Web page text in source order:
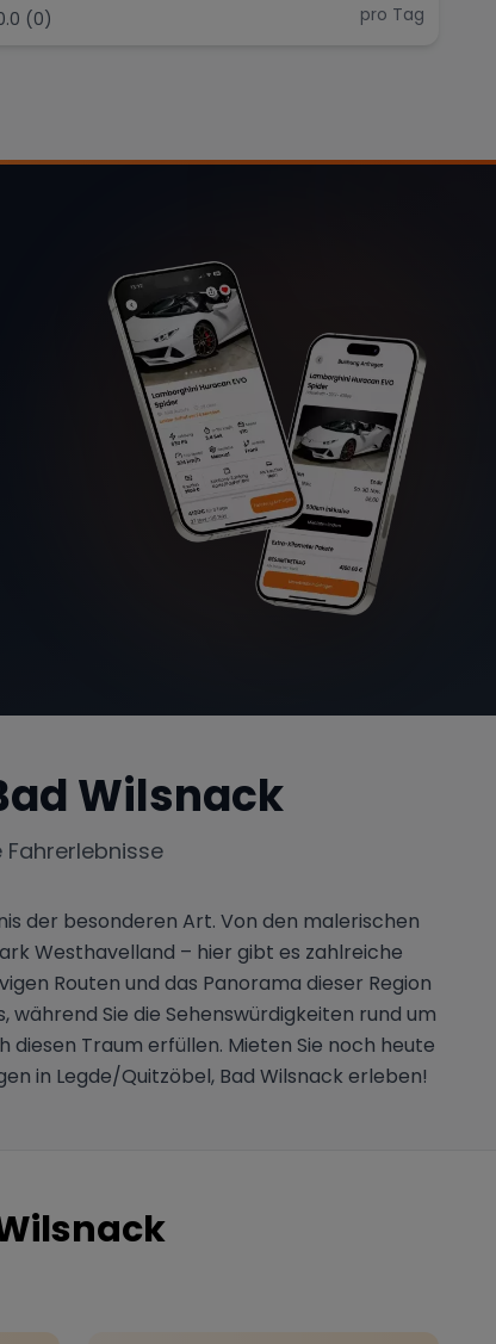
hochzeitauto Mieten⎹
(0) pro Tag
Wilsnack
der besonderen Art. Von den malerischen
Westhavelland – hier gibt es zahlreiche
Routen und das Panorama dieser Region
Sie die Sehenswürdigkeiten rund um
Traum erfüllen. Mieten Sie noch heute
in Legde/Quitzöbel, Bad Wilsnack erleben!